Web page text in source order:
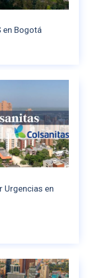
en Bogotá
Urgencias en